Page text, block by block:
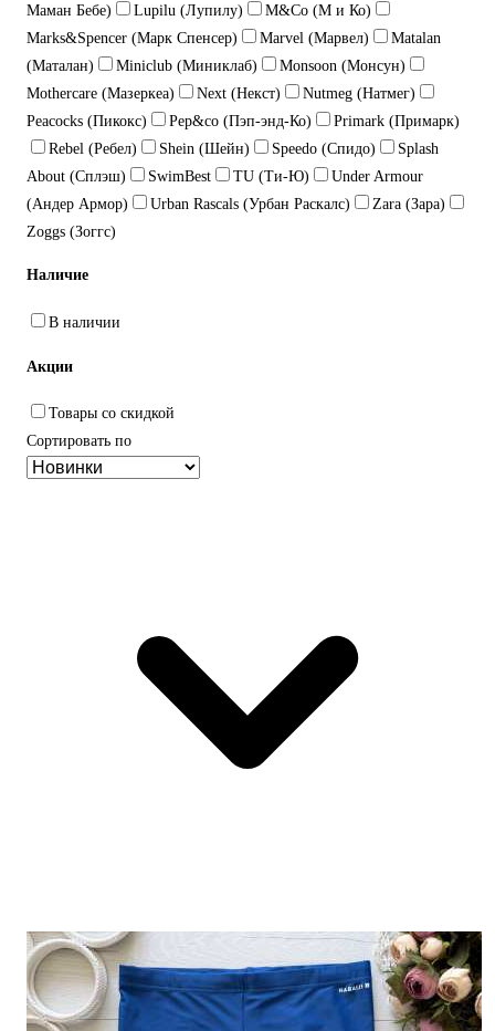
Маман Бебе)
Lupilu (Лупилу)
M&Co (М и Ко)
Marks&Spencer (Марк Спенсер)
Marvel (Марвел)
Matalan
(Маталан)
Miniclub (Миниклаб)
Monsoon (Монсун)
Mothercare (Мазеркеа)
Next (Некст)
Nutmeg (Натмег)
Peacocks (Пикокс)
Pep&co (Пэп-энд-Ко)
Primark (Примарк)
Rebel (Ребел)
Shein (Шейн) Speedo (Спидо)
Splash
About (Сплэш)
SwimBest TU (Ти-Ю)
Under Armour
(Андер Армор)
Urban Rascals (Урбан Раскалс)
Zara (Зара)
Zoggs (Зоггс)
Наличие
В наличии
Акции
Товары со скидкой
Сортировать по